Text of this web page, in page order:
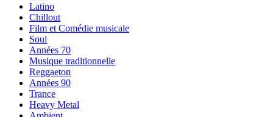
Latino
Chillout
Film et Comédie musicale
Soul
Années 70
Musique traditionnelle
Reggaeton
Années 90
Trance
Heavy Metal